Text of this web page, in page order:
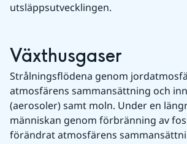
utsläppsutvecklingen.
Växthusgaser
Strålningsflödena genom
atmosfärens sammansättning och
(aerosoler) samt moln. Under en
människan genom förbränning av
förändrat atmosfärens